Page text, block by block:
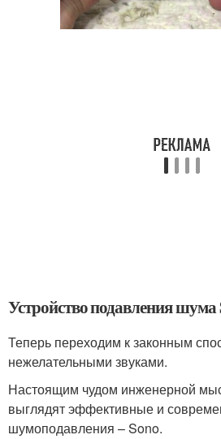
Устройство подавления шума
Теперь переходим к законным
нежелательными звуками.
Настоящим чудом инженерной
выглядят эффективные и
шумоподавления – Sono.